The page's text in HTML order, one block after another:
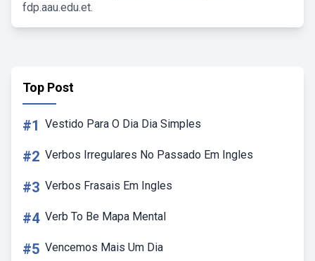
fdp.aau.edu.et.
Top Post
#1 Vestido Para O Dia Dia Simples
#2 Verbos Irregulares No Passado Em Ingles
#3 Verbos Frasais Em Ingles
#4 Verb To Be Mapa Mental
#5 Vencemos Mais Um Dia